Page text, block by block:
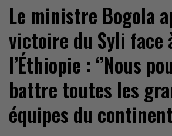
Le ministre Bogola
victoire du Syli face
l’Éthiopie : ‘’Nous
battre toutes les
équipes du